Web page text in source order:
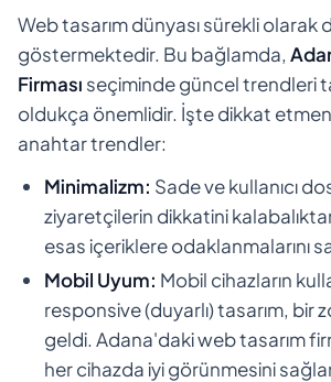
Web tasarım dünyası sürekli olarak
göstermektedir. Bu bağlamda,
Firması seçiminde güncel trendleri
oldukça önemlidir. İşte dikkat
anahtar trendler:
Minimalizm: Sade ve kullanıcı
ziyaretçilerin dikkatini
esas içeriklere odaklanmalarını
Mobil Uyum: Mobil cihazların
responsive (duyarlı) tasarım, bir
geldi. Adana'daki web tasarım
her cihazda iyi görünmesini